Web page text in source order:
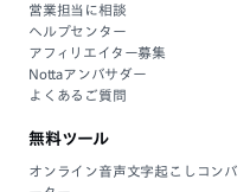
営業担当に相談
ヘルプセンター
アフィリエイター募集
Nottaアンバサダー
よくあるご質問
無料ツール
オンライン音声文字起こしコンバ